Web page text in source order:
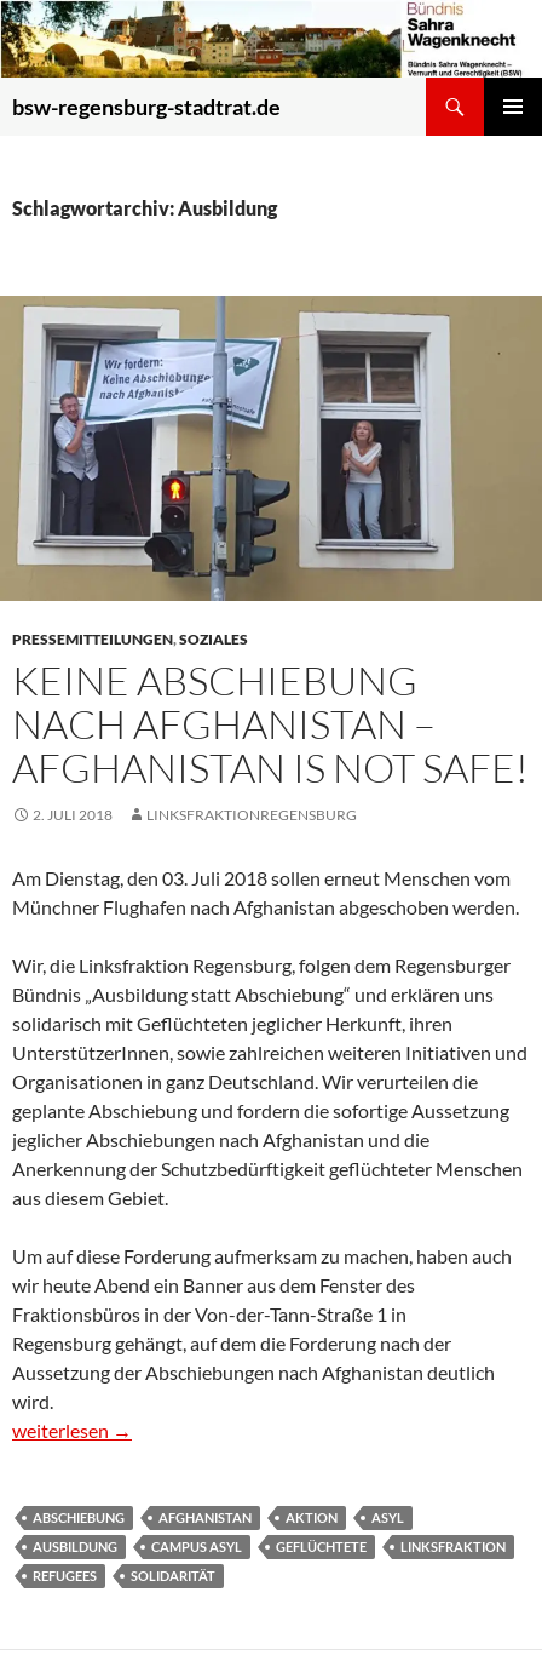
Zum
Inhalt
springen
bsw-regensburg-stadtrat.de
Schlagwortarchiv: Ausbildung
PRESSEMITTEILUNGEN,SOZIALES
KEINE ABSCHIEBUNG
NACH AFGHANISTAN –
AFGHANISTAN IS NOT SAFE!
2. JULI 2018 LINKSFRAKTIONREGENSBURG
Am Dienstag, den 03. Juli 2018 sollen erneut Menschen vom
Münchner Flughafen nach Afghanistan abgeschoben werden.
Wir, die Linksfraktion Regensburg, folgen dem Regensburger
Bündnis „Ausbildung statt Abschiebung“ und erklären uns
solidarisch mit Geflüchteten jeglicher Herkunft, ihren
UnterstützerInnen, sowie zahlreichen weiteren Initiativen und
Organisationen in ganz Deutschland. Wir verurteilen die
geplante Abschiebung und fordern die sofortige Aussetzung
jeglicher Abschiebungen nach Afghanistan und die
Anerkennung der Schutzbedürftigkeit geflüchteter Menschen
aus diesem Gebiet.
Um auf diese Forderung aufmerksam zu machen, haben auch
wir heute Abend ein Banner aus dem Fenster des
Fraktionsbüros in der Von-der-Tann-Straße 1 in
Regensburg gehängt, auf dem die Forderung nach der
Aussetzung der Abschiebungen nach Afghanistan deutlich
wird.
Keine Abschiebung nach Afghanistan – Afghanistan is not safe!
weiterlesen →
ABSCHIEBUNG AFGHANISTAN AKTION
ASYL
AUSBILDUNG
CAMPUS ASYL GEFLÜCHTETE
LINKSFRAKTION
REFUGEES
SOLIDARITÄT